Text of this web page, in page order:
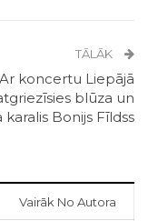
TĀLĀK
Ar koncertu Liepājā
blūza un
karalis Bonijs Fīldss
Vairāk No Autora